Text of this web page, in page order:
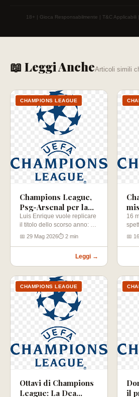
18+ | Gioca Responsabilmente | T&C
📖 Leggi AncheArticoli simili
CHAMPIONS LEAGUE
Champions League,
Psg-Arsenal per la
storia
Luis Enrique vuole replicare
il titolo dello scorso anno: a
1,68 un nuovo trionfo…
📅 29 Mag 2026⏱ 2 min
Leggi →
16
📅
CHAMPIONS LEAGUE
Ottavi di Champions
League: La Dea
il